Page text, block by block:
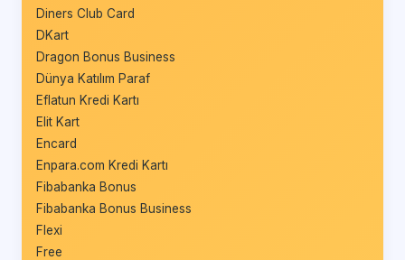
Diners Club Card
DKart
Dragon Bonus Business
Dünya Katılım Paraf
Eflatun Kredi Kartı
Elit Kart
Encard
Enpara.com Kredi Kartı
Fibabanka Bonus
Fibabanka Bonus Business
Flexi
Free